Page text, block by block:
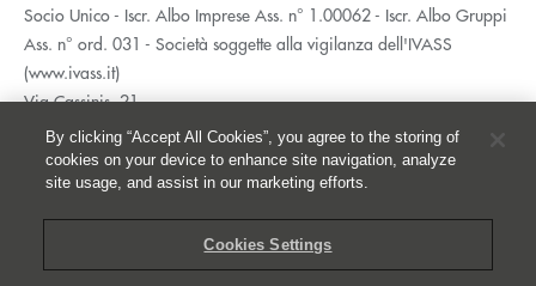
Socio Unico - Iscr. Albo Imprese Ass. n° 1.00062 - Iscr. Albo Gruppi
Ass. n° ord. 031 - Società soggette alla vigilanza dell'IVASS
(www.ivass.it)
Via Cassinis, 21
20139 Milano
02 5351.1
Accessibilità
Privacy
By clicking “Accept All Cookies”, you agree to the storing of
cookies on your device to enhance site navigation, analyze
site usage, and assist in our marketing efforts.
Cookies Settings